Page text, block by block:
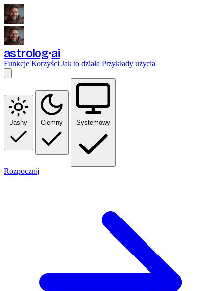
astrolog ai
Funkcje Korzyści Jak to działa Przykłady użycia
Jasny Ciemny Systemowy
Rozpocznij